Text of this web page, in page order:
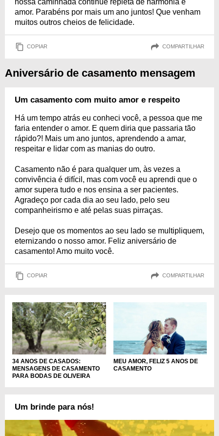
amor. Parabéns por mais um ano juntos! Que venham
muitos outros cheios de felicidade.
COPIAR COMPARTILHAR
Aniversário de casamento mensagem
Um casamento com muito amor e respeito
Há um tempo atrás eu conheci você, a pessoa que me
faria entender o amor. E quem diria que passaria tão
rápido?! Mais um ano juntos, aprendendo a amar,
respeitar e lidar com as manias do outro.
Casamento não é para qualquer um, às vezes a
convivência é difícil, mas com você eu aprendi que o
amor supera tudo e nos ensina a ser pacientes.
Agradeço por cada dia ao seu lado, pelo seu
companheirismo e até pelas suas pirraças.
Desejo que os momentos ao seu lado se multipliquem,
eternizando o nosso amor. Feliz aniversário de
casamento! Amo muito você.
COPIAR COMPARTILHAR
34 ANOS DE CASADOS:
MENSAGENS DE CASAMENTO
PARA BODAS DE OLIVEIRA
MEU AMOR, FELIZ 5 ANOS DE
CASAMENTO
Um brinde para nós!